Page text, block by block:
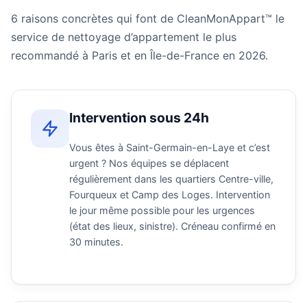
6 raisons concrètes qui font de CleanMonAppart™ le
service de nettoyage d’appartement le plus
recommandé à Paris et en Île-de-France en 2026.
Intervention sous 24h
Vous êtes à Saint-Germain-en-Laye et c’est
urgent ? Nos équipes se déplacent
régulièrement dans les quartiers Centre-ville,
Fourqueux et Camp des Loges. Intervention
le jour même possible pour les urgences
(état des lieux, sinistre). Créneau confirmé en
30 minutes.